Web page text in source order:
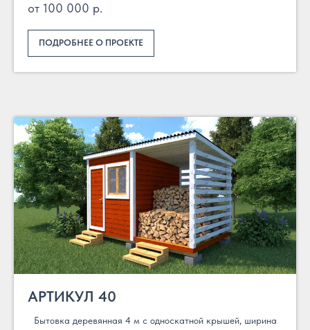
от 100 000 р.
ПОДРОБНЕЕ О ПРОЕКТЕ
АРТИКУЛ 40
Бытовка деревянная 4 м с односкатной крышей, ширина